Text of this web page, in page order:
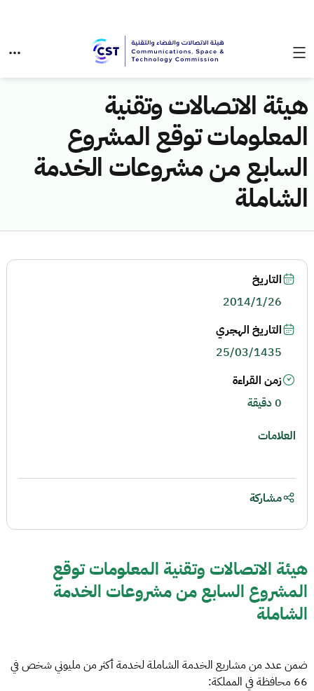
هيئة الاتصالات وتقنية
المعلومات توقع المشروع
السابع من مشروعات الخدمة
الشاملة
هيئة الاتصالات وتقنية المعلومات توقع
المشروع السابع من مشروعات الخدمة
الشاملة
ضمن عدد من مشاريع الخدمة الشاملة لخدمة أكثر من مليوني شخص في
66 محافظة في المملكة:
التاريخ
2014/1/26
التاريخ الهجري
25/03/1435
زمن القراءة
0 دقيقة
العلامات
مشاركة